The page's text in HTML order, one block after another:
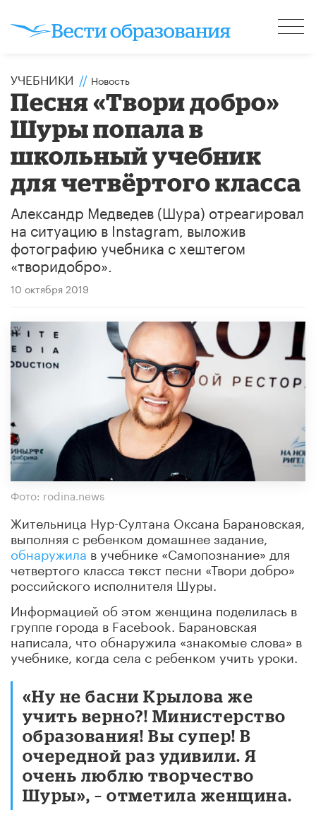
УЧЕБНИКИ // Новость
Песня «Твори добро»
Шуры попала в
школьный учебник
для четвёртого класса
Александр Медведев (Шура) отреагировал
на ситуацию в Instagram, выложив
фотографию учебника с хештегом
«творидобро».
10 октября 2019
Фото: rodina.news
Жительница Нур-Султана Оксана Барановская,
выполняя с ребенком домашнее задание,
обнаружила в учебнике «Самопознание» для
четвертого класса текст песни «Твори добро»
российского исполнителя Шуры.
Информацией об этом женщина поделилась в
группе города в Facebook. Барановская
написала, что обнаружила «знакомые слова» в
учебнике, когда села с ребенком учить уроки.
«Ну не басни Крылова же
учить верно?! Министерство
образования! Вы супер! В
очередной раз удивили. Я
очень люблю творчество
Шуры», – отметила женщина.